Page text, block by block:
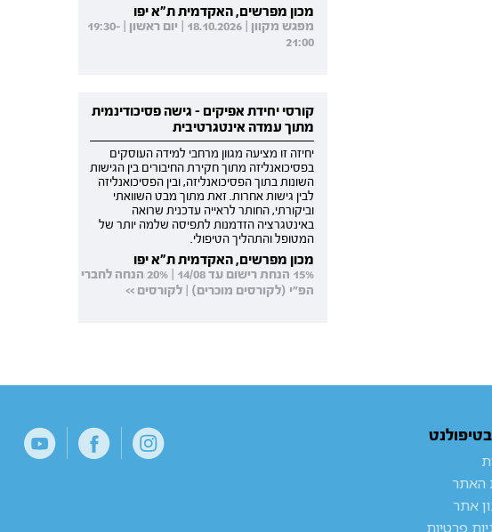
מכון מפרשים, האקדמית ת"א יפו
מפגש מקוון | 18.10.2026 | יום ראשון | 19:30-
21:00
קורסי יחידת אפיקים - גישה פסיכודינמית
מתוך עמדה אינטגרטיבית
יחיזה זו מציעה מגוון מרחבי למידה העוסקים
בפסיכואנליזה מתוך חקירת החיבורים בין הגישות
השונות בתוך הפסיכואנליזה, ובין הפסיכואנליזה
לבין גישות אחרות. זאת מתוך מבט השוואתי
וביקורתי, החותר לראייה עדכנית שרואה
באינטגרציה הזדמנות לתפיסה שלמה יותר של
המטופל והתהליך הטיפולי.
מכון מפרשים, האקדמית ת"א יפו
15% הנחת רישום עד 14/08 | 20% הנחה לחברי
הפ"י (לקורסים מוכרים) | לקורסים >>
האתר
אתר
פרטיות